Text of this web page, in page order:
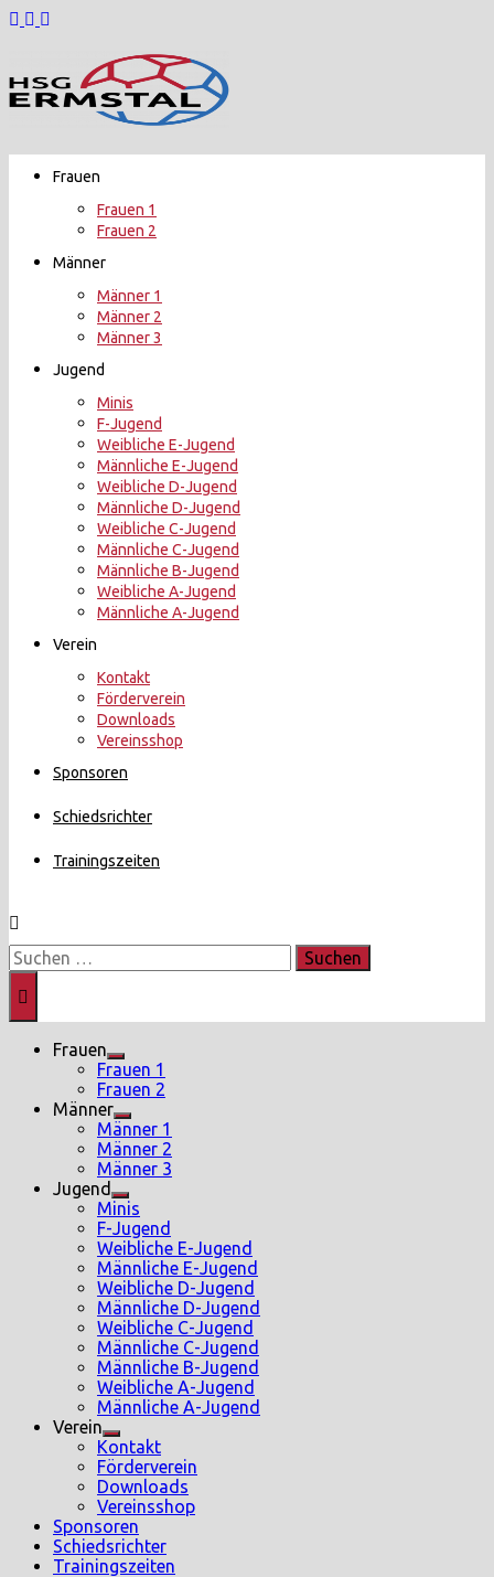
Zurück
Frauen
Frauen 1
Frauen 2
Männer
Männer 1
Männer 2
Männer 3
Jugend
Minis
F-Jugend
Weibliche E-Jugend
Männliche E-Jugend
Weibliche D-Jugend
Männliche D-Jugend
Weibliche C-Jugend
Männliche C-Jugend
Männliche B-Jugend
Weibliche A-Jugend
Männliche A-Jugend
Verein
Kontakt
Förderverein
Downloads
Vereinsshop
Sponsoren
Schiedsrichter
Trainingszeiten
Suchen
nach:
MenüFrauen
Show
sub
menu
Frauen 1
Frauen 2
Männer
Show
sub
menu
Männer 1
Männer 2
Männer 3
Jugend
Show
sub
menu
Minis
F-Jugend
Weibliche E-Jugend
Männliche E-Jugend
Weibliche D-Jugend
Männliche D-Jugend
Weibliche C-Jugend
Männliche C-Jugend
Männliche B-Jugend
Weibliche A-Jugend
Männliche A-Jugend
Verein
Show
sub
menu
Kontakt
Förderverein
Downloads
Vereinsshop
Sponsoren
Schiedsrichter
Trainingszeiten